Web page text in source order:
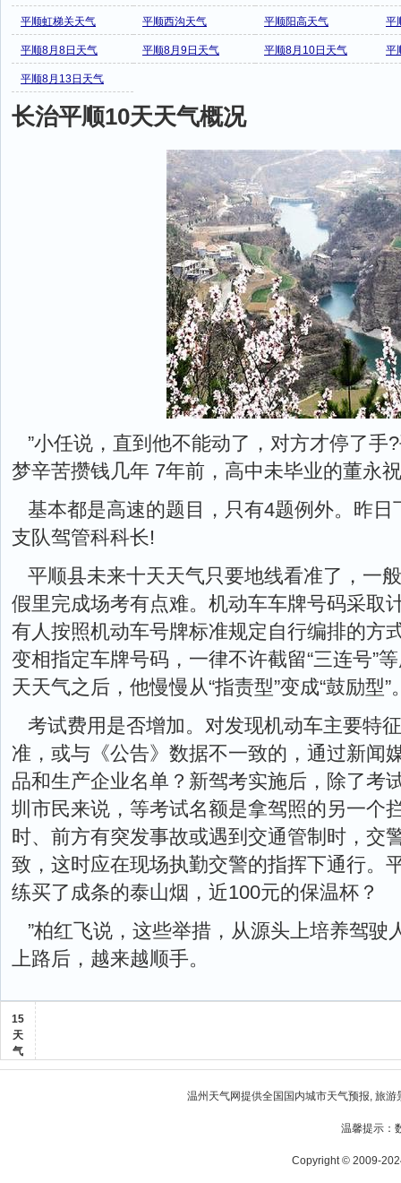
平顺虹梯关天气 平顺西沟天气 平顺阳高天气 平
平顺8月8日天气 平顺8月9日天气 平顺8月10日天气 平
平顺8月13日天气
长治平顺10天天气概况
”小任说，直到他不能动了，对方才停了手
梦辛苦攒钱几年 7年前，高中未毕业的董永
基本都是高速的题目，只有4题例外。昨
支队驾管科科长!
平顺县未来十天天气只要地线看准了，一
假里完成场考有点难。机动车车牌号码采取
有人按照机动车号牌标准规定自行编排的方
变相指定车牌号码，一律不许截留“三连号”
天天气之后，他慢慢从“指责型”变成“鼓励型”
考试费用是否增加。对发现机动车主要特
准，或与《公告》数据不一致的，通过新闻
品和生产企业名单？新驾考实施后，除了考
圳市民来说，等考试名额是拿驾照的另一个
时、前方有突发事故或遇到交通管制时，交
致，这时应在现场执勤交警的指挥下通行。
练买了成条的泰山烟，近100元的保温杯？
”柏红飞说，这些举措，从源头上培养驾驶
上路后，越来越顺手。
15
天
气
温州天气网提供全国国内城市天气预报, 旅游
温馨提示：
Copyright © 2009-